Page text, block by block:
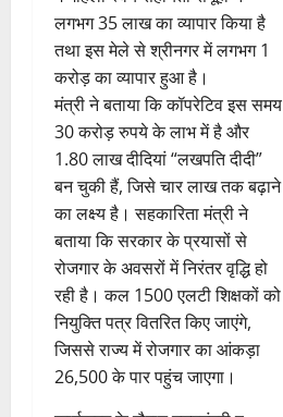
लगभग 35 लाख का व्यापार किया है
तथा इस मेले से श्रीनगर में लगभग 1
करोड़ का व्यापार हुआ है।
मंत्री ने बताया कि कॉपरेटिव इस समय
30 करोड़ रुपये के लाभ में है और
1.80 लाख दीदियां “लखपति दीदी”
बन चुकी हैं, जिसे चार लाख तक बढ़ाने
का लक्ष्य है। सहकारिता मंत्री ने
बताया कि सरकार के प्रयासों से
रोजगार के अवसरों में निरंतर वृद्धि हो
रही है। कल 1500 एलटी शिक्षकों को
नियुक्ति पत्र वितरित किए जाएंगे,
जिससे राज्य में रोजगार का आंकड़ा
26,500 के पार पहुंच जाएगा।